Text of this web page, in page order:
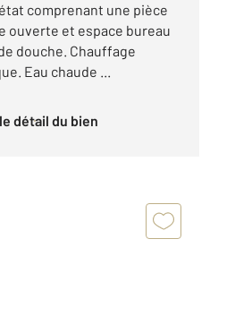
comprenant une pièce
ouverte et espace bureau
douche. Chauffage
Eau chaude ...
le détail du bien